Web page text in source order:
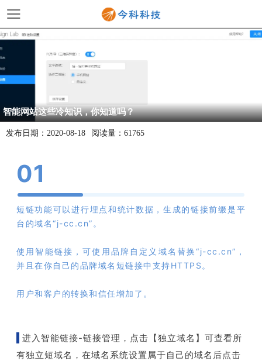
智能网站这些冷知识，你知道吗？
发布日期： 2020-08-18 阅读量： 61765
01
短链功能可以进行埋点和统计数据，生成的链接前缀是平
台的域名“j-cc.cn”。
使用智能链接，可使用品牌自定义域名替换“j-cc.cn”，
并且在你自己的品牌域名短链接中支持HTTPS。
用户和客户的转换和信任增加了。
进入智能链接-链接管理，点击【独立域名】可查看所
有独立短域名，在域名系统设置属于自己的域名后点击